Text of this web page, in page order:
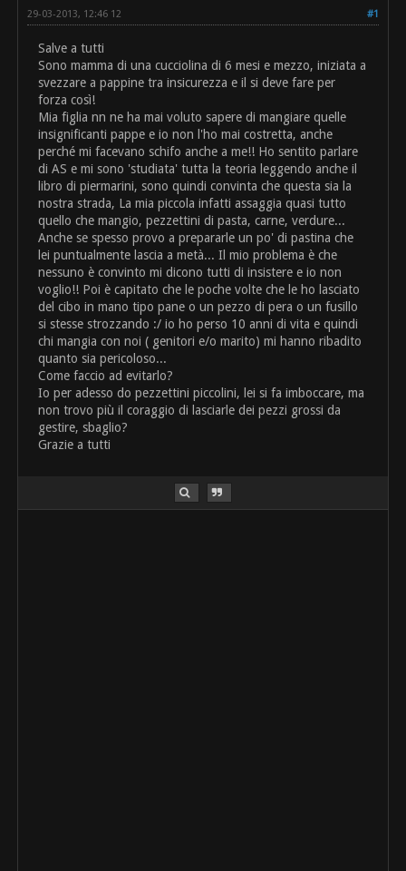
#1
29-03-2013, 12:46 12
Salve a tutti
Sono mamma di una cucciolina di 6 mesi e mezzo, iniziata a
svezzare a pappine tra insicurezza e il si deve fare per
forza così!
Mia figlia nn ne ha mai voluto sapere di mangiare quelle
insignificanti pappe e io non l'ho mai costretta, anche
perché mi facevano schifo anche a me!! Ho sentito parlare
di AS e mi sono 'studiata' tutta la teoria leggendo anche il
libro di piermarini, sono quindi convinta che questa sia la
nostra strada, La mia piccola infatti assaggia quasi tutto
quello che mangio, pezzettini di pasta, carne, verdure...
Anche se spesso provo a prepararle un po' di pastina che
lei puntualmente lascia a metà... Il mio problema è che
nessuno è convinto mi dicono tutti di insistere e io non
voglio!! Poi è capitato che le poche volte che le ho lasciato
del cibo in mano tipo pane o un pezzo di pera o un fusillo
si stesse strozzando :/ io ho perso 10 anni di vita e quindi
chi mangia con noi ( genitori e/o marito) mi hanno ribadito
quanto sia pericoloso...
Come faccio ad evitarlo?
Io per adesso do pezzettini piccolini, lei si fa imboccare, ma
non trovo più il coraggio di lasciarle dei pezzi grossi da
gestire, sbaglio?
Grazie a tutti